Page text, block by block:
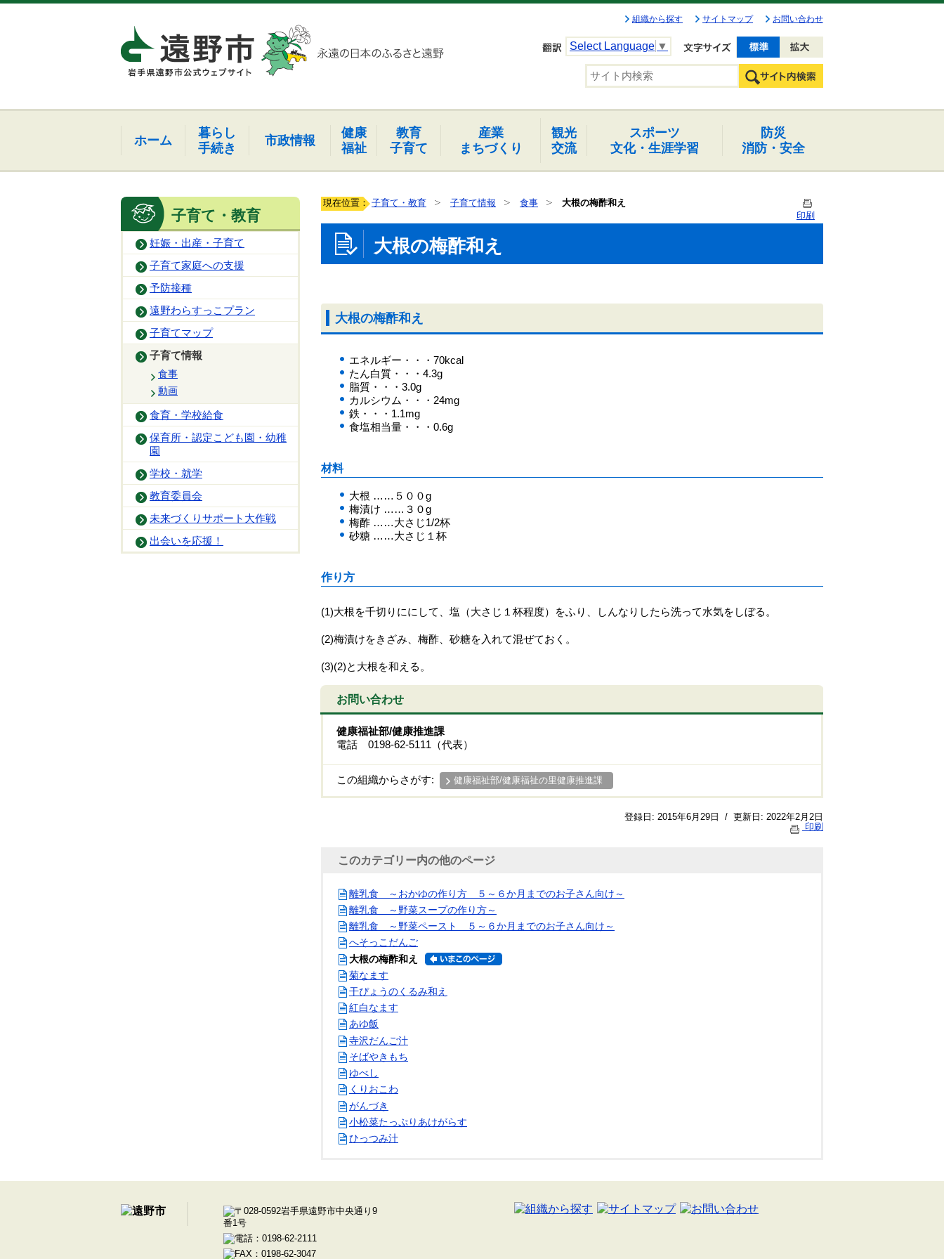
組織から探す サイトマップ お問い合わせ
Select Language ▼ 文字を小さく
ホーム
暮らし
手続き
市政情報
健康
福祉
教育
子育て
産業
まちづくり
観光
交流
スポーツ
文化・生涯学習
防災
消防・安全
子育て・教育
妊娠・出産・子育て
子育て家庭への支援
予防接種
遠野わらすっこプラン
子育てマップ
子育て情報
食事
動画
食育・学校給食
保育所・認定こども園・幼稚
園
学校・就学
教育委員会
未来づくりサポート大作戦
出会いを応援！
現在位置： 子育て・教育 子育て情報 食事
大根の梅酢和え
印刷
大根の梅酢和え
大根の梅酢和え
エネルギー・・・70kcal
たん白質・・・4.3g
脂質・・・3.0g
カルシウム・・・24mg
鉄・・・1.1mg
食塩相当量・・・0.6g
材料
大根 ……５００g
梅漬け ……３０g
梅酢 ……大さじ1/2杯
砂糖 ……大さじ１杯
作り方
(1)大根を千切りににして、塩（大さじ１杯程度）をふり、しんなりしたら洗って水気をしぼる。
(2)梅漬けをきざみ、梅酢、砂糖を入れて混ぜておく。
(3)(2)と大根を和える。
お問い合わせ
健康福祉部/健康推進課
電話 0198-62-5111（代表）
この組織からさがす: 健康福祉部/健康福祉の里健康推進課
登録日: 2015年6月29日 / 更新日: 2022年2月2日
印刷
このカテゴリー内の他のページ
離乳食 ～おかゆの作り方 ５～６か月までのお子さん向け～
離乳食 ～野菜スープの作り方～
離乳食 ～野菜ペースト ５～６か月までのお子さん向け～
へそっこだんご
大根の梅酢和え
菊なます
干ぴょうのくるみ和え
紅白なます
あゆ飯
寺沢だんご汁
そばやきもち
ゆべし
くりおこわ
がんづき
小松菜たっぷりあけがらす
ひっつみ汁